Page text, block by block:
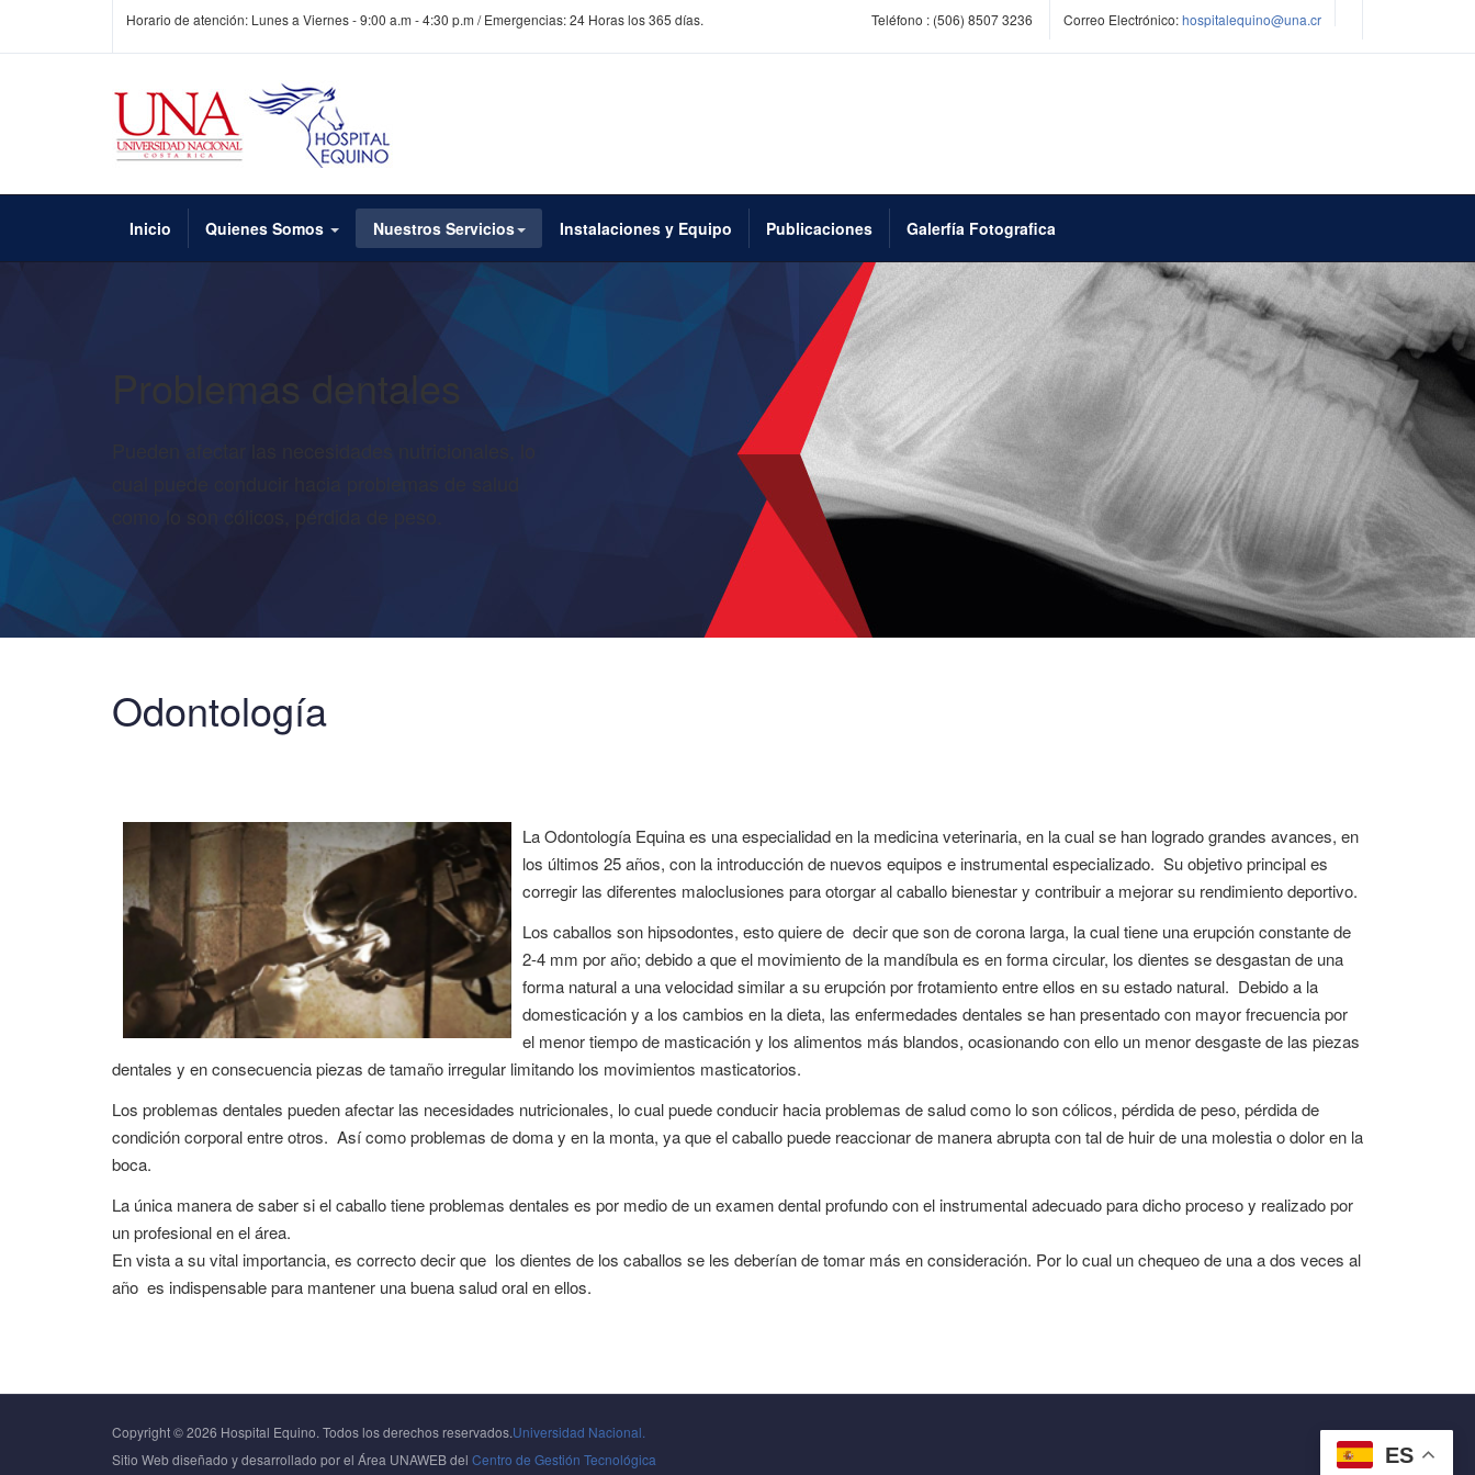
Horario de atención: Lunes a Viernes - 9:00 a.m - 4:30 p.m / Emergencias: 24 Horas los 365 días. Teléfono : (506) 8507 3236 Correo Electrónico:hospitalequino@una.cr
ES
Inicio Quienes Somos Nuestros Servicios Instalaciones y Equipo Publicaciones Galerfía Fotografica
Problemas dentales
cual puede conducir hacia problemas de salud
Odontología
La Odontología Equina es una especialidad en la medicina veterinaria, en la cual se han logrado grandes avances, en
los últimos 25 años, con la introducción de nuevos equipos e instrumental especializado. Su objetivo principal es
corregir las diferentes maloclusiones para otorgar al caballo bienestar y contribuir a mejorar su rendimiento deportivo.
Los caballos son hipsodontes, esto quiere de decir que son de corona larga, la cual tiene una erupción constante de
2-4 mm por año; debido a que el movimiento de la mandíbula es en forma circular, los dientes se desgastan de una
forma natural a una velocidad similar a su erupción por frotamiento entre ellos en su estado natural. Debido a la
domesticación y a los cambios en la dieta, las enfermedades dentales se han presentado con mayor frecuencia por
el menor tiempo de masticación y los alimentos más blandos, ocasionando con ello un menor desgaste de las piezas
dentales y en consecuencia piezas de tamaño irregular limitando los movimientos masticatorios.
Los problemas dentales pueden afectar las necesidades nutricionales, lo cual puede conducir hacia problemas de salud como lo son cólicos, pérdida de peso, pérdida de
condición corporal entre otros. Así como problemas de doma y en la monta, ya que el caballo puede reaccionar de manera abrupta con tal de huir de una molestia o dolor en la
boca.
La única manera de saber si el caballo tiene problemas dentales es por medio de un examen dental profundo con el instrumental adecuado para dicho proceso y realizado por
un profesional en el área.
En vista a su vital importancia, es correcto decir que los dientes de los caballos se les deberían de tomar más en consideración. Por lo cual un chequeo de una a dos veces al
año es indispensable para mantener una buena salud oral en ellos.
Copyright © 2026 Hospital Equino. Todos los derechos reservados.Universidad Nacional.
Sitio Web diseñado y desarrollado por el Área UNAWEB del Centro de Gestión Tecnológica